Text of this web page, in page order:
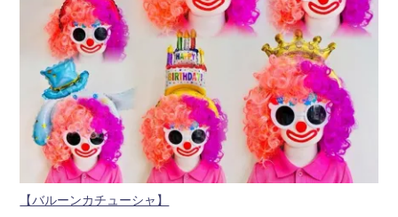
【バルーンカチューシャ】